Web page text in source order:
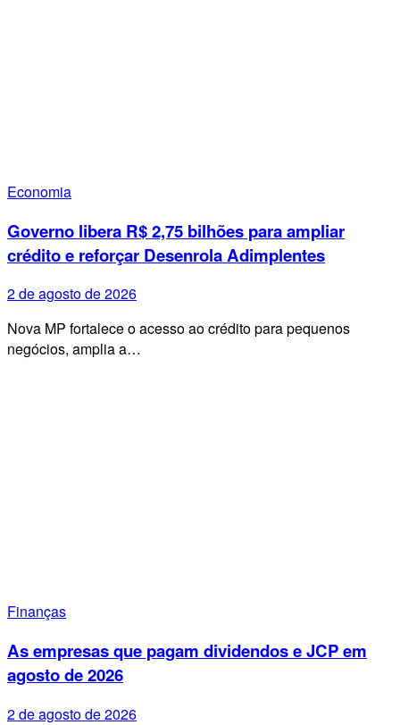
Economia
Governo libera R$ 2,75 bilhões para ampliar
crédito e reforçar Desenrola Adimplentes
2 de agosto de 2026
Nova MP fortalece o acesso ao crédito para pequenos
negócios, amplia a…
Finanças
As empresas que pagam dividendos e JCP em
agosto de 2026
2 de agosto de 2026